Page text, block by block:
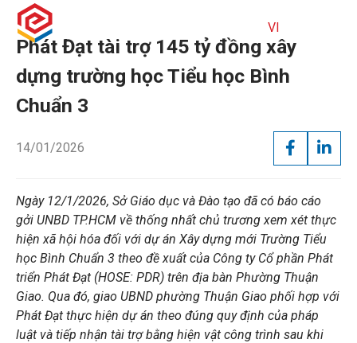
VI
TUYỂN DỤNG
PHÁT TRIỂN BỀN VỮNG
KHÔNG GIAN SỐNG
THƯ VIỆN
LIÊN HỆ
VỀ PHÁT ĐẠT
DỰ ÁN
TIN TỨC
QUAN HỆ NHÀ ĐẦU TƯ
TUYỂN DỤNG
PHÁT TRIỂN BỀN VỮNG
Phát Đạt tài trợ 145 tỷ đồng xây
dựng trường học Tiểu học Bình
Chuẩn 3
14/01/2026
Ngày 12/1/2026, Sở Giáo dục và Đào tạo đã có báo cáo
gởi UNBD TP.HCM về thống nhất chủ trương xem xét thực
hiện xã hội hóa đối với dự án Xây dựng mới Trường Tiểu
học Bình Chuẩn 3 theo đề xuất của Công ty Cổ phần Phát
triển Phát Đạt (HOSE: PDR) trên địa bàn Phường Thuận
Giao. Qua đó, giao UBND phường Thuận Giao phối hợp với
Phát Đạt thực hiện dự án theo đúng quy định của pháp
luật và tiếp nhận tài trợ bằng hiện vật công trình sau khi